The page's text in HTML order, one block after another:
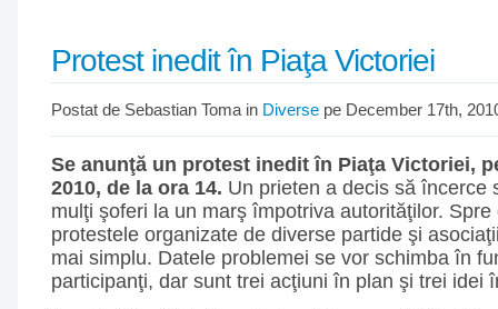
Protest inedit în Piaţa Victoriei
Postat de Sebastian Toma in Diverse pe December 17th,
Se anunţă un protest inedit în Piaţa Victoriei,
2010, de la ora 14. Un prieten a decis să încerce
mulţi şoferi la un marş împotriva autorităţilor. Spre
protestele organizate de diverse partide şi
mai simplu. Datele problemei se vor schimba în
participanţi, dar sunt trei acţiuni în plan şi trei idei